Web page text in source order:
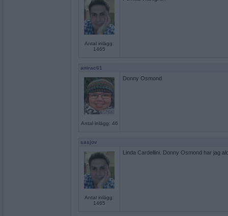
Antal inlägg:
1465
anirac61
Antal inlägg: 46
Donny Osmond
sasjov
Antal inlägg:
1465
Linda Cardellini. Donny Osmond har jag